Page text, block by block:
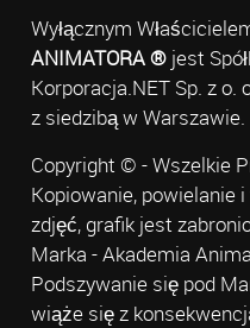
Wyłącznym
ANIMATORA ®jest
Korporacja.NET Sp. z o.
z siedzibą w Warszawie.
Copyright © - Wszelkie
Kopiowanie, powielanie
zdjęć, grafik jest
Marka - Akademia
Podszywanie się pod
wiąże się z